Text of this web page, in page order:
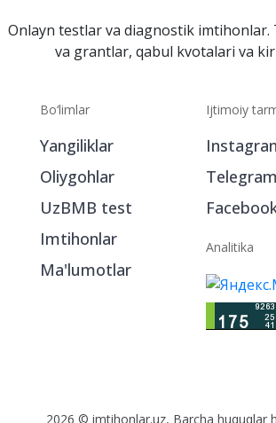
Onlayn testlar va diagnostik imtihonlar.
va grantlar, qabul kvotalari va
Bo‘limlar
Yangiliklar
Oliygohlar
UzBMB test
Imtihonlar
Ma'lumotlar
Ijtimoiy
Telegram
Analitika
2026 © imtihonlar.uz, Barcha huquqlar